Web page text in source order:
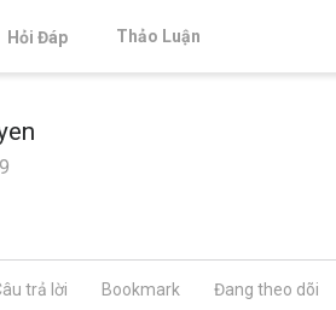
Hỏi Đáp Thảo Luận
trả lời Bookmark Đang theo dõi